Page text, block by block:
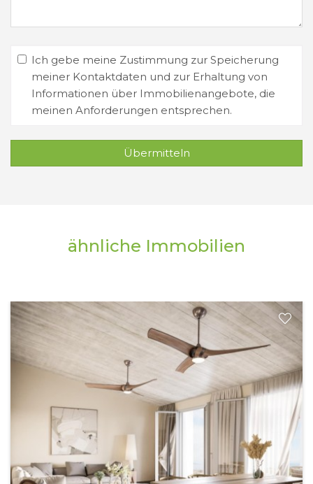
Ich gebe meine Zustimmung zur Speicherung
meiner Kontaktdaten und zur Erhaltung von
Informationen über Immobilienangebote, die
meinen Anforderungen entsprechen.
Übermitteln
ähnliche Immobilien